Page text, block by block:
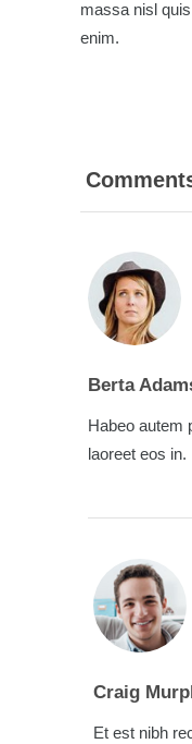
massa nisl
enim.
Berta
Habeo autem
laoreet eos in.
Craig
Et est nibh